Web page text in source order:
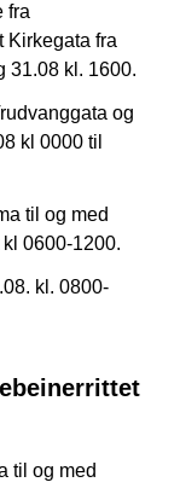
fra
Kirkegata fra
31.08 kl. 1600.
og
kl 0000 til
til og med
0600-1200.
kl. 0800-
til og med